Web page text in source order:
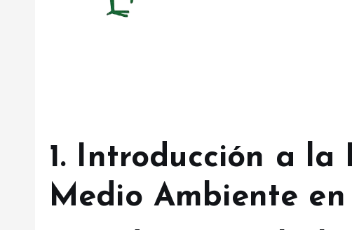
1. Introducción a la
Medio Ambiente